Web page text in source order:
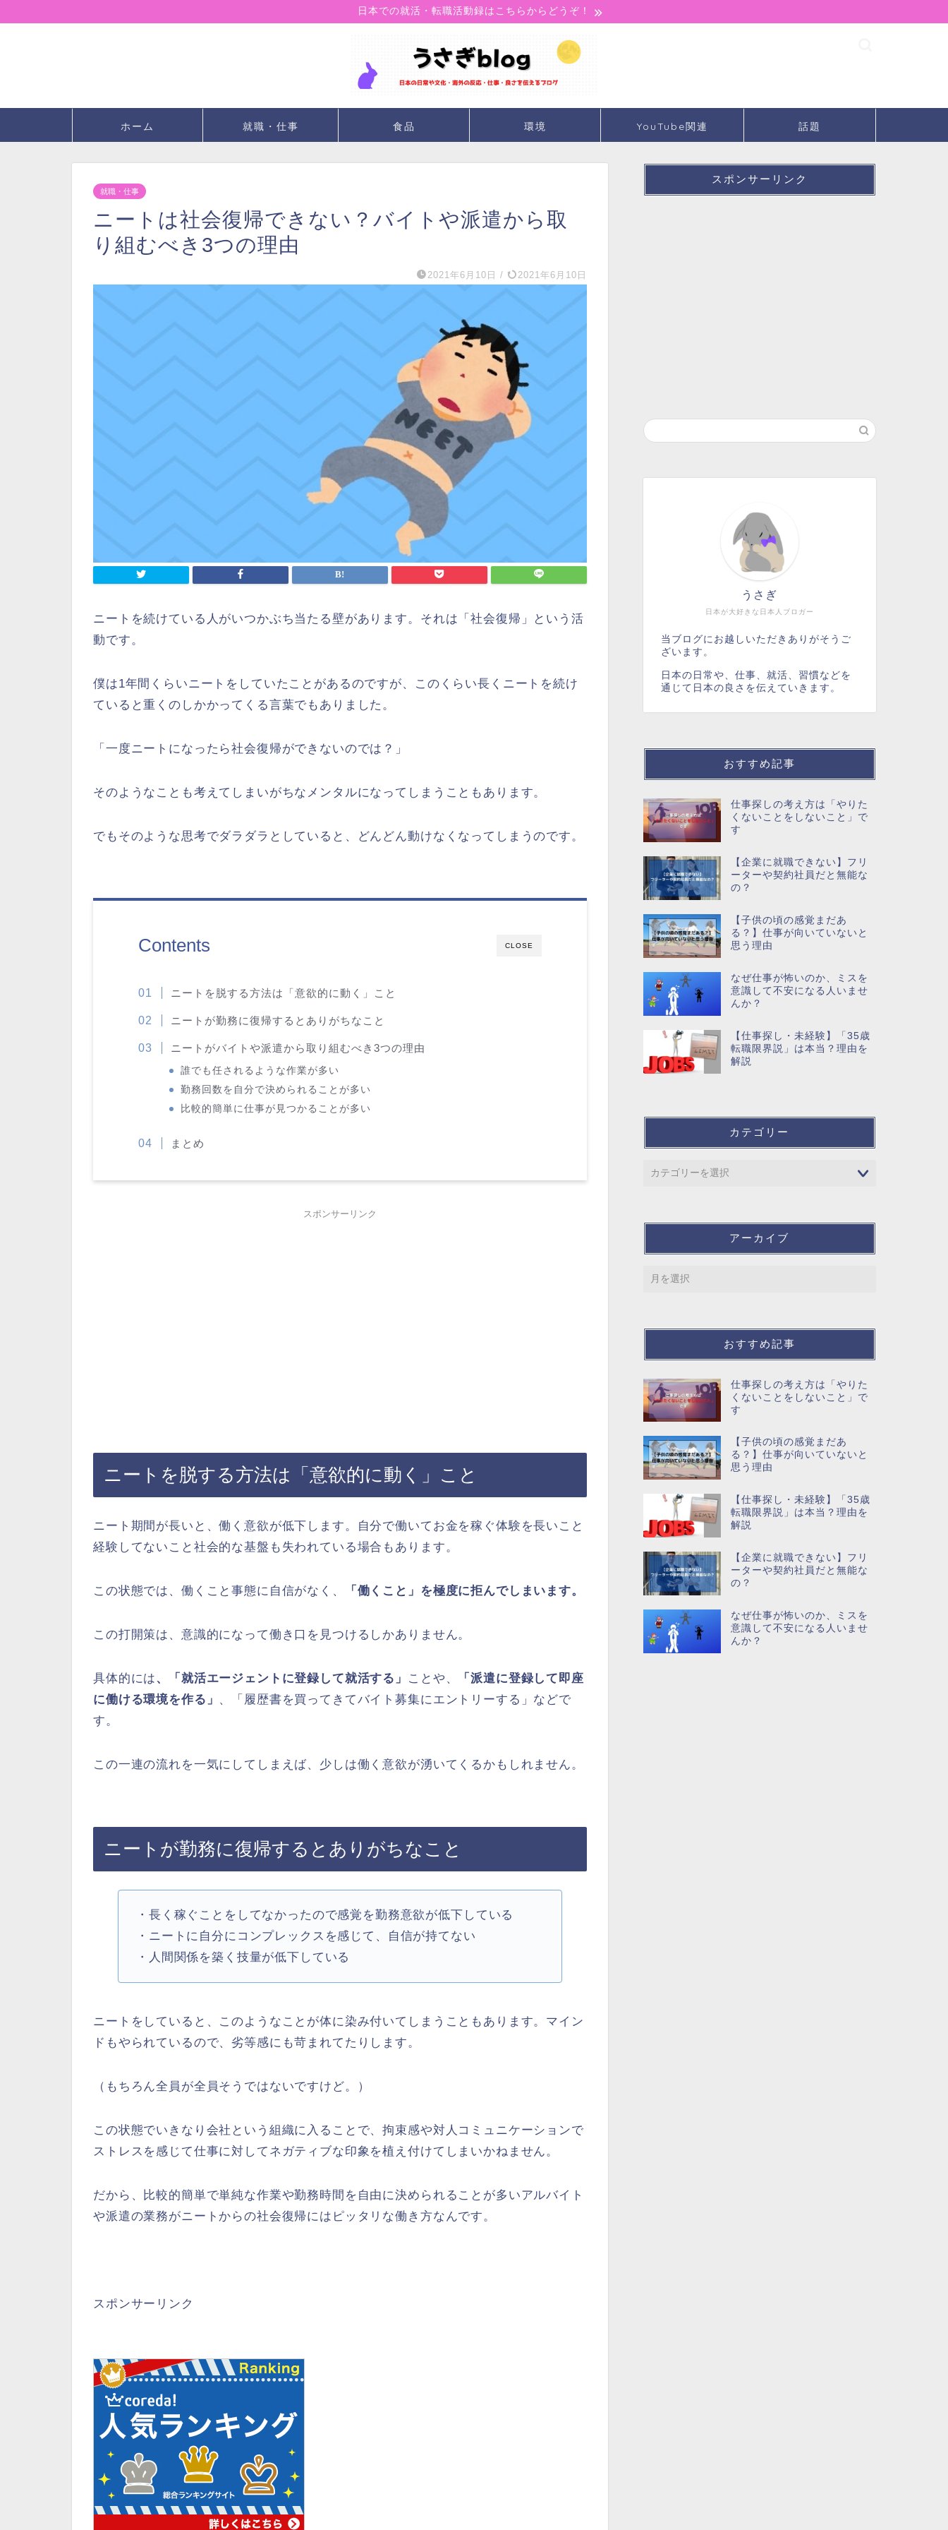
日本での就活・転職活動録はこちらからどうぞ！
ホーム 就職・仕事 食品 環境 YouTube関連 話題
就職・仕事
ニートは社会復帰できない？バイトや派遣から取
り組むべき3つの理由
2021年6月10日 / 2021年6月10日
ニートを続けている人がいつかぶち当たる壁があります。それは「社会復帰」という活
動です。
僕は1年間くらいニートをしていたことがあるのですが、このくらい長くニートを続け
ていると重くのしかかってくる言葉でもありました。
「一度ニートになったら社会復帰ができないのでは？」
そのようなことも考えてしまいがちなメンタルになってしまうこともあります。
でもそのような思考でダラダラとしていると、どんどん動けなくなってしまうのです。
CLOSE
Contents
ニートを脱する方法は「意欲的に動く」こと
ニートが勤務に復帰するとありがちなこと
ニートがバイトや派遣から取り組むべき3つの理由
誰でも任されるような作業が多い
勤務回数を自分で決められることが多い
比較的簡単に仕事が見つかることが多い
まとめ
スポンサーリンク
ニートを脱する方法は「意欲的に動く」こと
ニート期間が長いと、働く意欲が低下します。自分で働いてお金を稼ぐ体験を長いこと
経験してないこと社会的な基盤も失われている場合もあります。
この状態では、働くこと事態に自信がなく、 「働くこと」を極度に拒んでしまいます。
この打開策は、意識的になって働き口を見つけるしかありません。
具体的には、「就活エージェントに登録して就活する」 ことや、
「派遣に登録して即座
に働ける環境を作る」 、「履歴書を買ってきてバイト募集にエントリーする」などで
す。
この一連の流れを一気にしてしまえば、少しは働く意欲が湧いてくるかもしれません。
ニートが勤務に復帰するとありがちなこと
・長く稼ぐことをしてなかったので感覚を勤務意欲が低下している
・ニートに自分にコンプレックスを感じて、自信が持てない
・人間関係を築く技量が低下している
ニートをしていると、このようなことが体に染み付いてしまうこともあります。マイン
ドもやられているので、劣等感にも苛まれてたりします。
（もちろん全員が全員そうではないですけど。）
この状態でいきなり会社という組織に入ることで、拘束感や対人コミュニケーションで
ストレスを感じて仕事に対してネガティブな印象を植え付けてしまいかねません。
だから、比較的簡単で単純な作業や勤務時間を自由に決められることが多いアルバイト
や派遣の業務がニートからの社会復帰にはピッタリな働き方なんです。
スポンサーリンク
スポンサーリンク
日本が大好きな日本人ブロガー
うさぎ
当ブログにお越しいただきありがそうご
ざいます。
日本の日常や、仕事、就活、習慣などを
通じて日本の良さを伝えていきます。
おすすめ記事
仕事探しの考え方は「やりた
くないことをしないこと」で
す
【企業に就職できない】フリ
ーターや契約社員だと無能な
の？
【子供の頃の感覚まだあ
る？】仕事が向いていないと
思う理由
なぜ仕事が怖いのか、ミスを
意識して不安になる人いませ
んか？
【仕事探し・未経験】「35歳
転職限界説」は本当？理由を
解説
カテゴリー
アーカイブ
おすすめ記事
仕事探しの考え方は「やりた
くないことをしないこと」で
す
【子供の頃の感覚まだあ
る？】仕事が向いていないと
思う理由
【仕事探し・未経験】「35歳
転職限界説」は本当？理由を
解説
【企業に就職できない】フリ
ーターや契約社員だと無能な
の？
なぜ仕事が怖いのか、ミスを
意識して不安になる人いませ
んか？